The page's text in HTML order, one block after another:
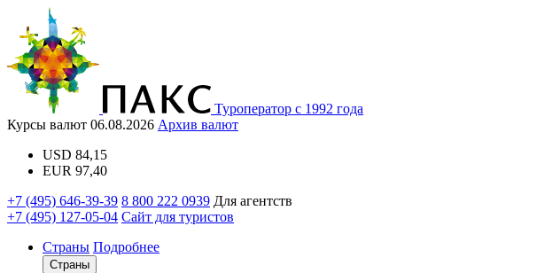
Туроператор с 1992 года
Курсы валют 06.08.2026 Архив валют
USD 84,15
EUR 97,40
+7 (495) 646-39-39 8 800 222 0939 Для агентств
+7 (495) 127-05-04 Сайт для туристов
Страны Подробнее
Страны